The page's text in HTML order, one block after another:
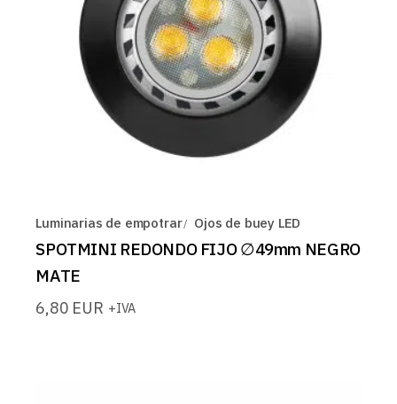
Luminarias de empotrar Ojos de buey LED
SPOTMINI REDONDO FIJO ∅49mm NEGRO
MATE
6,80 EUR +IVA